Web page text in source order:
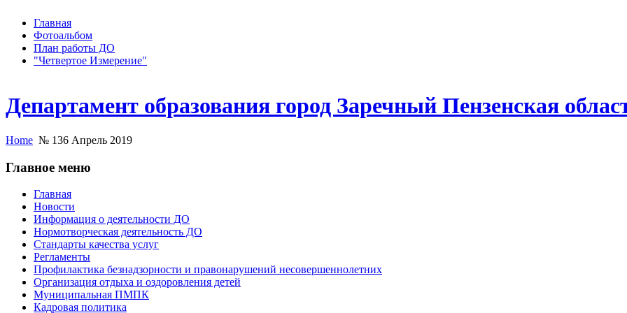
Главная
Фотоальбом
План работы ДО
"Четвертое Измерение"
Департамент образования город Заречный Пензенская
Home № 136 Апрель 2019
Главное меню
Главная
Новости
Информация о деятельности ДО
Нормотворческая деятельность ДО
Стандарты качества услуг
Регламенты
Профилактика безнадзорности и правонарушений несовершеннолетних
Организация отдыха и оздоровления детей
Муниципальная ПМПК
Кадровая политика